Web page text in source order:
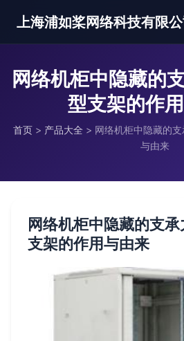
上海浦如桨网络科技有限公
网络机柜中隐藏的
型支架的作
首页 > 产品大全 > 网络机柜中隐藏的
与由来
网络机柜中隐藏的支
支架的作用与由来